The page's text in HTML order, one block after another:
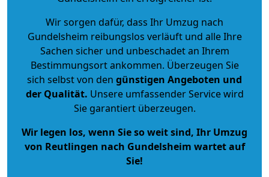
Wir sorgen dafür, dass Ihr Umzug nach
Gundelsheim reibungslos verläuft und alle Ihre
Sachen sicher und unbeschadet an Ihrem
Bestimmungsort ankommen. Überzeugen Sie
sich selbst von den günstigen Angeboten und
der Qualität. Unsere umfassender Service wird
Sie garantiert überzeugen.
Wir legen los, wenn Sie so weit sind, Ihr Umzug
von Reutlingen nach Gundelsheim wartet auf
Sie!